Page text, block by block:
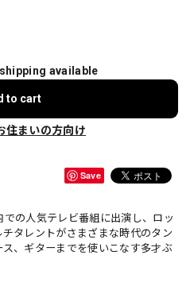
available
to cart
住まいの方向け
Save
の人気テレビ番組に出演し、ロッ
タレントがさまざまな時代のタン
、ギターまでを使いこなす多才ぶ